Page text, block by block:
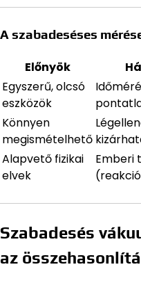
A szabadeséses
Előnyök
Egyszerű, olcsó
eszközök
Könnyen
megismételhető
Alapvető fizikai
elvek
Emberi
Szabadesés
az